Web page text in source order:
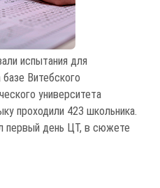
испытания для
Витебского
университета
проходили 423 школьника.
первый день ЦТ, в сюжете